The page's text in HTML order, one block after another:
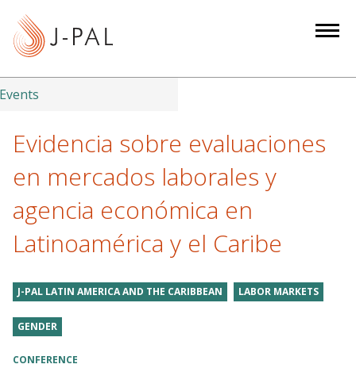
t
Events
Evidencia sobre evaluaciones
en mercados laborales y
agencia económica en
Latinoamérica y el Caribe
J-PAL LATIN AMERICA AND THE CARIBBEAN LABOR MARKETS
GENDER
CONFERENCE